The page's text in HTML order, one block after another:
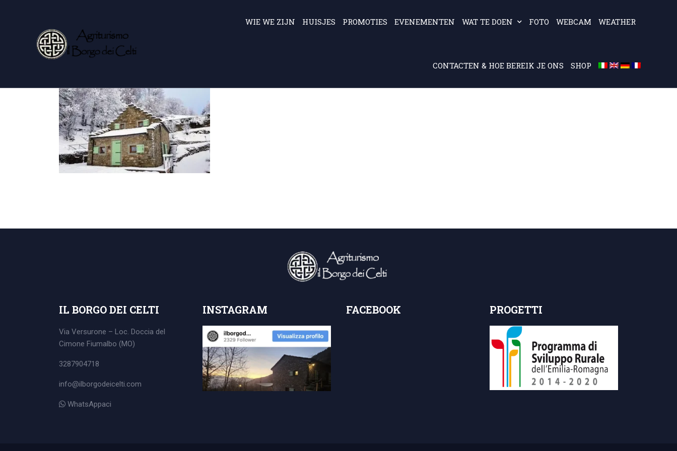
WIE WE ZIJN HUISJES PROMOTIES EVENEMENTEN WAT TE DOEN FOTO WEBCAM WEATHER
CONTACTEN & HOE BEREIK JE ONS SHOP
IL BORGO DEI CELTI
Via Versurone – Loc. Doccia del
Cimone Fiumalbo (MO)
3287904718
info@ilborgodeicelti.com
WhatsAppaci
INSTAGRAM FACEBOOK PROGETTI